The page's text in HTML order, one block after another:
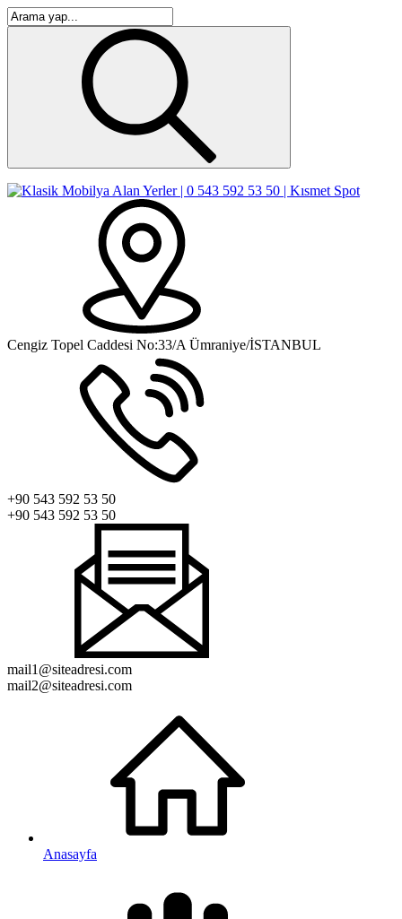
Cengiz Topel Caddesi No:33/A Ümraniye/İSTANBUL
+90 543 592 53 50
+90 543 592 53 50
mail1@siteadresi.com
mail2@siteadresi.com
Anasayfa